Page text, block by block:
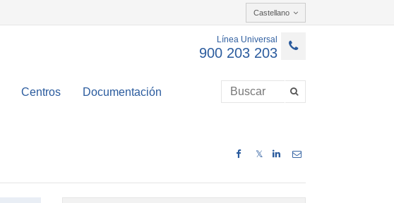
Castellano
Línea Universal
900 203 203
Centros Documentación
𝕏